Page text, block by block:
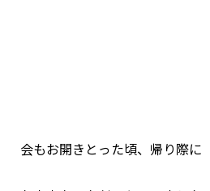
会もお開きとった頃、帰り際に